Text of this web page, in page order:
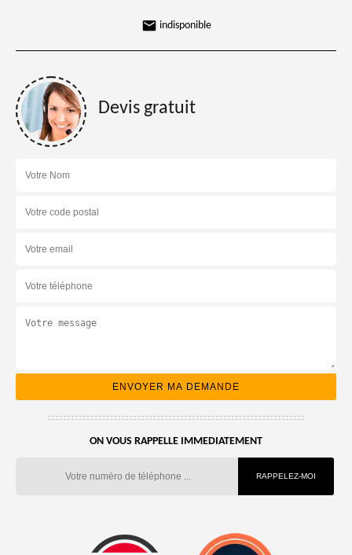
indisponible
Devis gratuit
ON VOUS RAPPELLE IMMEDIATEMENT